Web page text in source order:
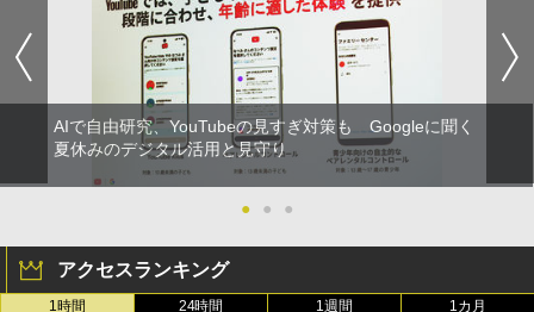
AIで自由研究、YouTubeの見すぎ対策も Googleに聞く
夏休みのデジタル活用と見守り
● ● ●
アクセスランキング
1時間 24時間 1週間 1カ月